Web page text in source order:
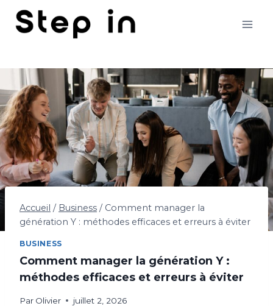
Aller
Accueil / Business / Comment manager la
génération Y : méthodes efficaces et erreurs à éviter
BUSINESS
Comment manager la génération Y :
méthodes efficaces et erreurs à éviter
Par Olivier juillet 2, 2026